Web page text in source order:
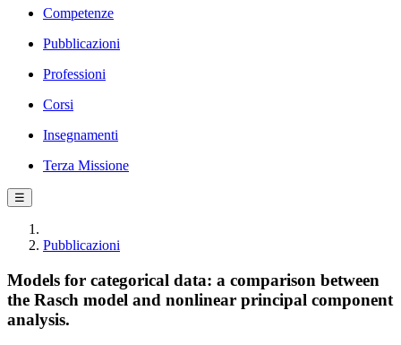
Competenze
Pubblicazioni
Professioni
Corsi
Insegnamenti
Terza Missione
☰
Pubblicazioni
Models for categorical data: a comparison between
the Rasch model and nonlinear principal component
analysis.